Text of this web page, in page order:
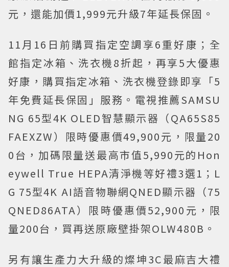
元，還能加價1,999元升級7年延長保固。
11月16日前購買指定空調享6重好康；全
館指定冰箱、洗衣機8折起，再享5大優惠
好康，購買指定冰箱、洗衣機登錄即享「5
年免費延長保固」服務。電視推薦SAMSU
NG 65型4K OLED智慧顯示器（QA65S85
FAEXZW）限時優惠價49,900元，限量20
0台，加碼限量送最高市值5,990元的Hon
eywell True HEPA清淨機等好禮3選1；L
G 75型4K AI語音物聯網QNED顯示器（75
QNED86ATA）限時優惠價52,900元，限
量200台，買再送原廠壁掛架OLW480B。
另有讓生產力大升級的燦坤3C最麻吉大禮